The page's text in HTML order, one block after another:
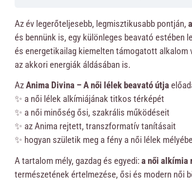
Az év legerőteljesebb, legmisztikusabb pontján,
és bennünk is, egy különleges beavató estében
és energetikailag kiemelten támogatott
az akkori energiák áldásában is.
AzAnima Divina – A női lélek beavató útja
✨ a női lélek alkímiájának titkos térképét
✨ a női minőség ősi, szakrális működéseit
✨ az Anima rejtett, transzformatív tanításait
✨ hogyan születik meg a fény a női lélek
A tartalom mély, gazdag és egyedi:a női alkímia
természetének értelmezése, ősi és modern női